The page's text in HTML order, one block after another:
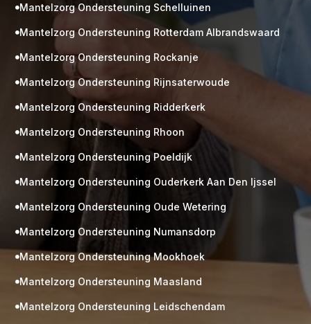
Gratis
M
Neem vrijblijvend contact op!
 Mantelzorg Ondersteuning Schelluinen
 Mantelzorg Ondersteuning Rotterdam Albrandswaard
 Mantelzorg Ondersteuning Rockanje
 Mantelzorg Ondersteuning Rijnsaterwoude
 Mantelzorg Ondersteuning Ridderkerk
 Mantelzorg Ondersteuning Rhoon
 Mantelzorg Ondersteuning Poeldijk
 Mantelzorg Ondersteuning Ouderkerk Aan Den Ijssel
 Mantelzorg Ondersteuning Oude Wetering
 Mantelzorg Ondersteuning Numansdorp
 Mantelzorg Ondersteuning Mookhoek
 Mantelzorg Ondersteuning Maasland
 Mantelzorg Ondersteuning Leidschendam